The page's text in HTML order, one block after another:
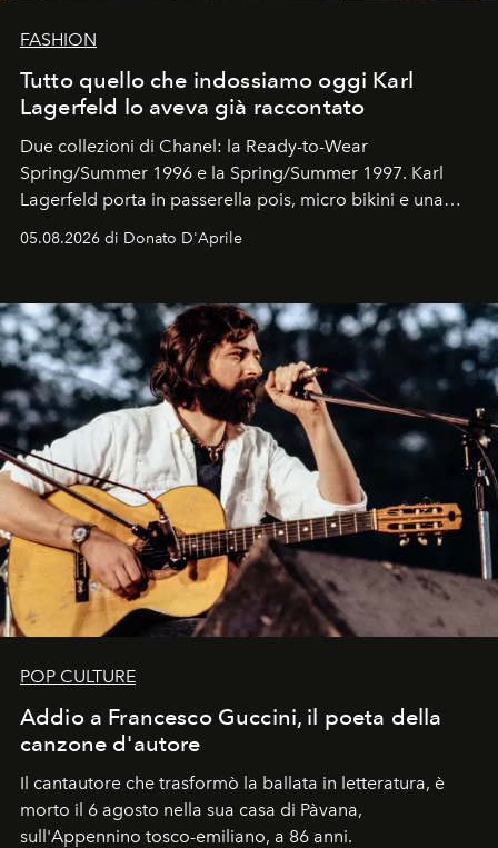
FASHION
Tutto quello che indossiamo oggi Karl
Lagerfeld lo aveva già raccontato
Due collezioni di Chanel: la Ready-to-Wear
Spring/Summer 1996 e la Spring/Summer 1997. Karl
Lagerfeld porta in passerella pois, micro bikini e una
logomania pensata per la spiaggia
Kate, Claudia e Carla una dietro l'altra. Trent'anni dopo,
uno dei documenti più contemporanei che abbiamo.
05.08.2026 di Donato D'Aprile
POP CULTURE
Addio a Francesco Guccini, il poeta della
canzone d'autore
Il cantautore che trasformò la ballata in letteratura, è
morto il 6 agosto nella sua casa di Pàvana,
sull'Appennino tosco-emiliano, a 86 anni.